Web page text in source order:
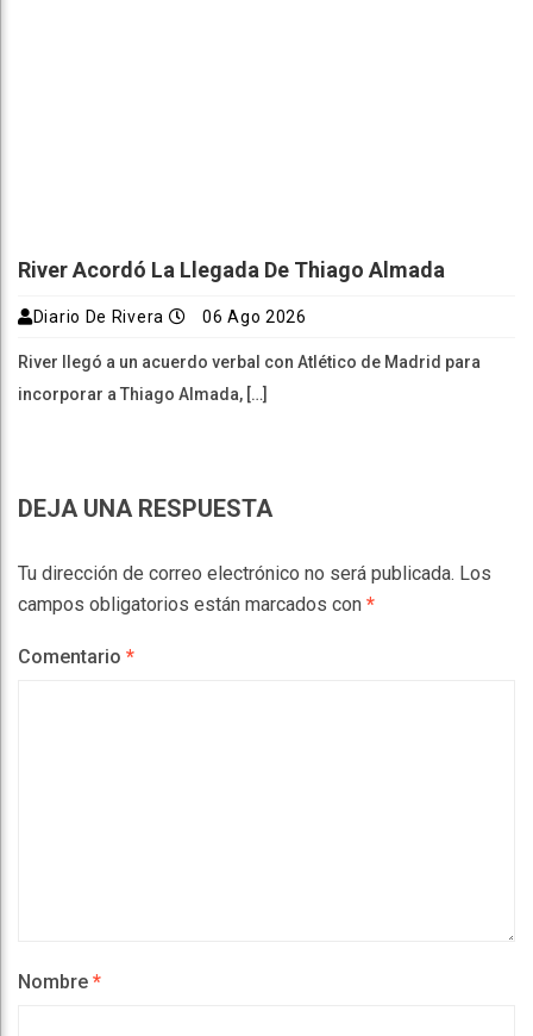
River Acordó La Llegada De Thiago Almada
Diario De Rivera 06 Ago 2026
River llegó a un acuerdo verbal con Atlético de Madrid para
incorporar a Thiago Almada, […]
DEJA UNA RESPUESTA
Tu dirección de correo electrónico no será publicada. Los
campos obligatorios están marcados con *
Comentario *
Nombre *